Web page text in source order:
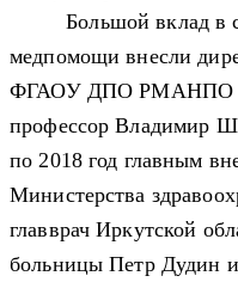
Большой вклад в
медпомощи внесли
ФГАОУ ДПО РМАНПО
профессор Владимир
по 2018 год главным
Министерства
главврач Иркутской
больницы Петр Дудин